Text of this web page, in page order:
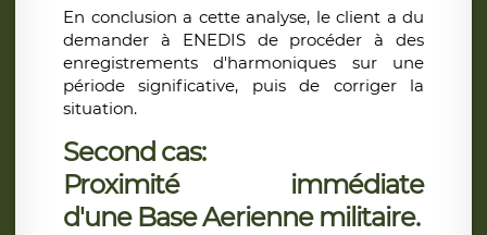
En conclusion a cette analyse, le client a du
demander à ENEDIS de procéder à des
enregistrements d'harmoniques sur une
période significative, puis de corriger la
situation.
Second cas:
Proximité immédiate
d'une Base Aerienne militaire.